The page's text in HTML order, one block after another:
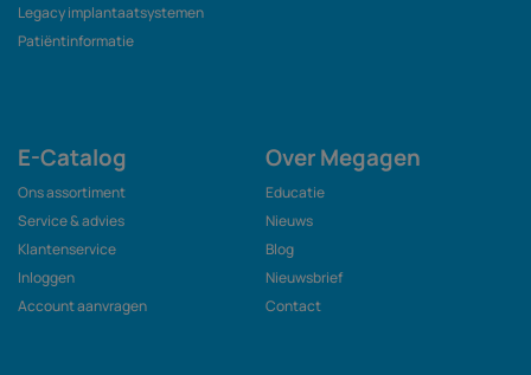
Legacy implantaatsystemen
Patiëntinformatie
E-Catalog
Ons assortiment
Service & advies
Klantenservice
Inloggen
Account aanvragen
Over Megagen
Educatie
Nieuws
Blog
Nieuwsbrief
Contact